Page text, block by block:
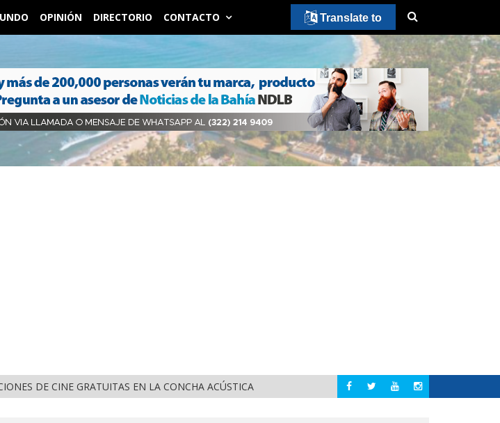
OPINIÓN DIRECTORIO CONTACTO
DE CINE GRATUITAS EN LA CONCHA ACÚSTICA PUERTO VALLARTA
Translate to